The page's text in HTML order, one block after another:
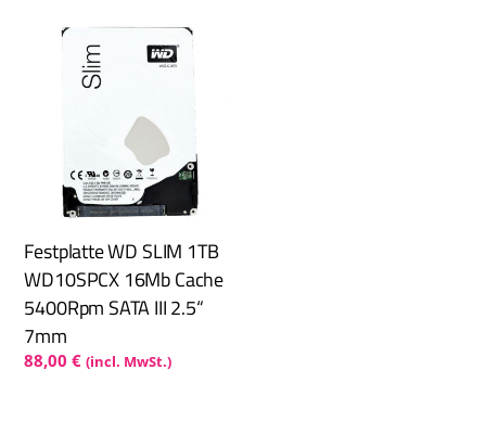
Festplatte WD SLIM 1TB
WD10SPCX 16Mb Cache
5400Rpm SATA III 2.5“
7mm
88,00€ (incl. MwSt.)